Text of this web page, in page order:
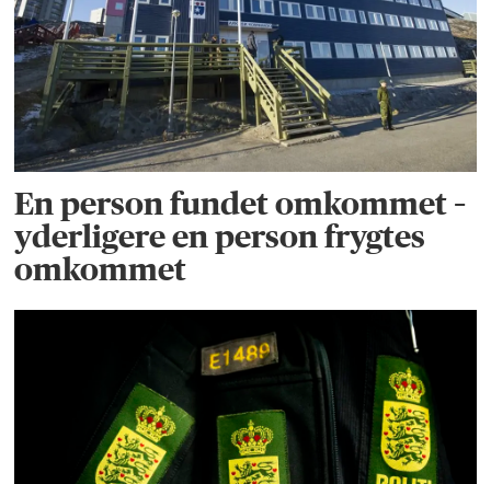
En person fundet omkommet –
yderligere en person frygtes
omkommet